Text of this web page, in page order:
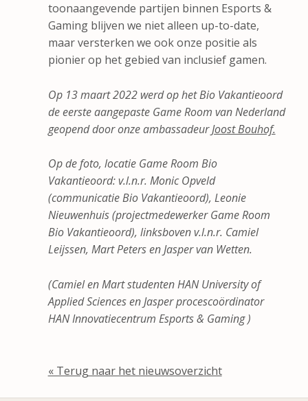
toonaangevende partijen binnen Esports &
Gaming blijven we niet alleen up-to-date,
maar versterken we ook onze positie als
pionier op het gebied van inclusief gamen.
Op 13 maart 2022 werd op het Bio Vakantieoord
de eerste aangepaste Game Room van Nederland
geopend door onze ambassadeurJoost Bouhof.
Op de foto, locatie Game Room Bio
Vakantieoord: v.l.n.r. Monic Opveld
(communicatie Bio Vakantieoord), Leonie
Nieuwenhuis (projectmedewerker Game Room
Bio Vakantieoord), linksboven v.l.n.r. Camiel
Leijssen, Mart Peters en Jasper van Wetten.
(Camiel en Mart studenten HAN University of
Applied Sciences en Jasper procescoördinator
HAN Innovatiecentrum Esports & Gaming )
« Terug naar het nieuwsoverzicht